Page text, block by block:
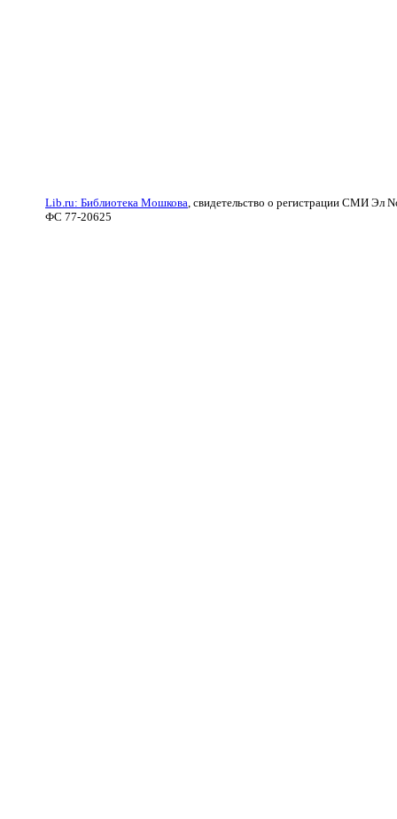
Lib.ru: Библиотека Мошкова , свидетельство о регистрации СМИ Эл
ФС 77-20625